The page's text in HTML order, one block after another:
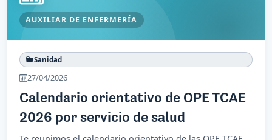
AUXILIAR DE ENFERMERÍA
Sanidad
27/04/2026
Calendario orientativo de OPE TCAE
2026 por servicio de salud